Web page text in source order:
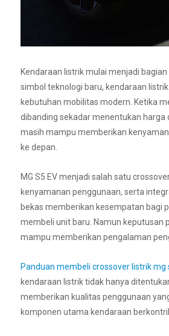
Kendaraan listrik mulai menjadi
simbol teknologi baru, kendaraan
kebutuhan mobilitas modern. Ketika
dibanding sekadar menentukan
masih mampu memberikan
ke depan.
MG S5 EV menjadi salah satu
kenyamanan penggunaan, serta
bekas memberikan kesempatan bagi
membeli unit baru. Namun keputusan
mampu memberikan pengalaman
Panduan membeli crossover listrik
kendaraan listrik tidak hanya
memberikan kualitas penggunaan
komponen utama kendaraan